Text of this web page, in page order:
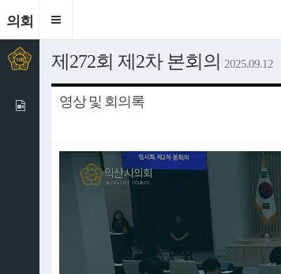
의회
Toggle
제272회 제2차 본회의 2025.09.12
영상 및 회의록